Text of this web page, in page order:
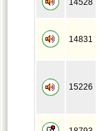
14528
14831
15226